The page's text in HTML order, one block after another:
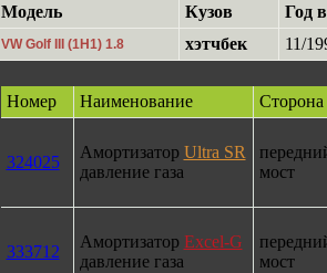
Модель Кузов Год
VW Golf III (1H1) 1.8 хэтчбек 11/
Номер Наименование Сторона
324025
Амортизатор Ultra SR
давление газа
мост
333712
Амортизатор Excel-G
давление газа
мост